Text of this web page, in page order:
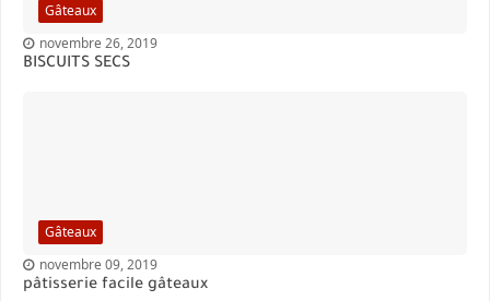
Gâteaux
novembre 26, 2019
BISCUITS SECS
Gâteaux
novembre 09, 2019
pâtisserie facile gâteaux